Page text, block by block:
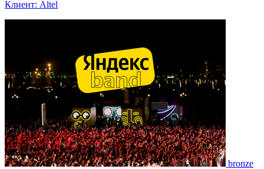
Клиент: Altel
bronze